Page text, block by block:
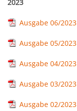
2023
Ausgabe 06/2023
Ausgabe 05/2023
Ausgabe 04/2023
Ausgabe 03/2023
Ausgabe 02/2023